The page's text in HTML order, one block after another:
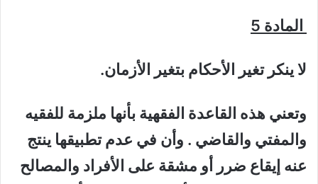
المادة 5
لا ينكر تغير الأحكام بتغير الأزمان.
وتعني هذه القاعدة الفقهية بأنها ملزمة للفقيه
والمفتي والقاضي . وأن في عدم تطبيقها ينتج
عنه إيقاع ضرر أو مشقة على الأفراد والمصالح